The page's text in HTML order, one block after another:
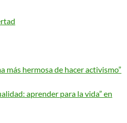
más hermosa de hacer activismo”
aprender para la vida” en